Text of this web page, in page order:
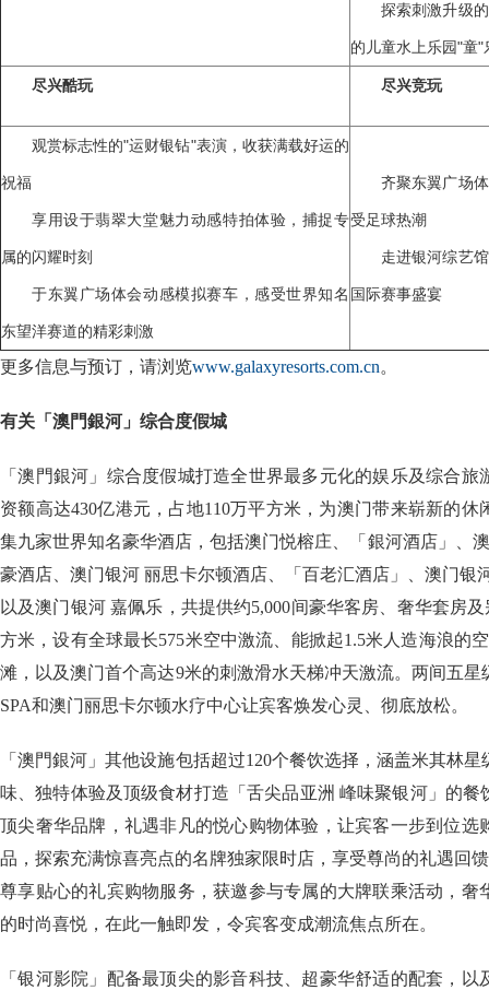
探索刺激升级
的儿童水上乐园"童"
尽兴酷玩 尽兴竞玩
观赏标志性的"运财银钻"表演，收获满载好运的
祝福
享用设于翡翠大堂魅力动感特拍体验，捕捉专
属的闪耀时刻
于东翼广场体会动感模拟赛车，感受世界知名
东望洋赛道的精彩刺激
齐聚东翼广场
受足球热潮
走进银河综艺
国际赛事盛宴
更多信息与预订，请浏览www.galaxyresorts.com.cn。
有关「澳門銀河」综合度假城
「澳門銀河」综合度假城打造全世界最多元化的娱乐及综合
资额高达430亿港元，占地110万平方米，为澳门带来崭新的
集九家世界知名豪华酒店，包括澳门悦榕庄、「銀河酒店」、
豪酒店、澳门银河 丽思卡尔顿酒店、「百老汇酒店」、澳门银
以及澳门银河 嘉佩乐，共提供约5,000间豪华客房、奢华套房
方米，设有全球最长575米空中激流、能掀起1.5米人造海浪的
滩，以及澳门首个高达9米的刺激滑水天梯冲天激流。两间五
SPA和澳门丽思卡尔顿水疗中心让宾客焕发心灵、彻底放松。
「澳門銀河」其他设施包括超过120个餐饮选择，涵盖米其林
味、独特体验及顶级食材打造「舌尖品亚洲 峰味聚银河」的
顶尖奢华品牌，礼遇非凡的悦心购物体验，让宾客一步到位选
品，探索充满惊喜亮点的名牌独家限时店，享受尊尚的礼遇回
尊享贴心的礼宾购物服务，获邀参与专属的大牌联乘活动，奢
的时尚喜悦，在此一触即发，令宾客变成潮流焦点所在。
「银河影院」配备最顶尖的影音科技、超豪华舒适的配套，